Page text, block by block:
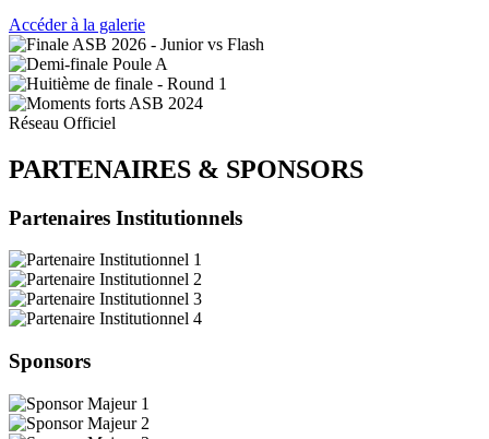
Accéder à la galerie
Réseau Officiel
PARTENAIRES & SPONSORS
Partenaires Institutionnels
Sponsors